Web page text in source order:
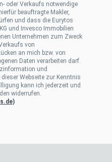
oder Verkaufs notwendige
beauftragte Makler,
und dass die Eurytos
und Invesco Immobilien
Unternehmen zum Zweck
von
an mich bzw. von
Daten verarbeiten darf.
und
dieser Webseite zur Kenntnis
kann ich jederzeit und
widerrufen.